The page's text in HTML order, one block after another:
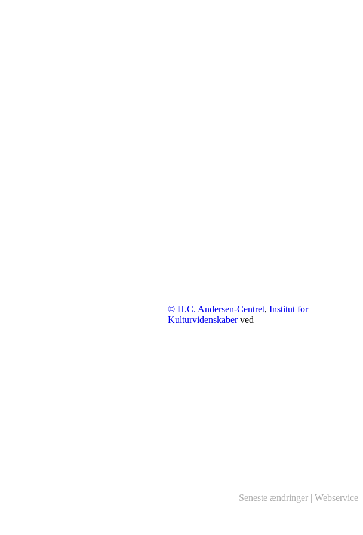
© H.C. Andersen-Centret, Institut for
Kulturvidenskaberved
Seneste ændringer | Webservice